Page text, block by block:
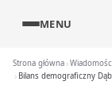
MENU
Strona główna
Bilans demograficzny